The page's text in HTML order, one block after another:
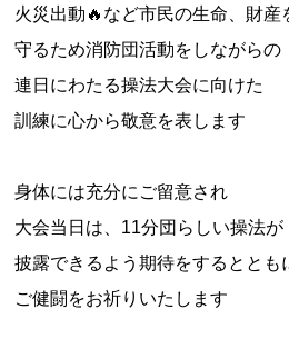
火災出動🔥など市民の生命、財産
守るため消防団活動をしながらの
連日にわたる操法大会に向けた
訓練に心から敬意を表します
身体には充分にご留意され
大会当日は、11分団らしい操法が
披露できるよう期待をするととも
ご健闘をお祈りいたします